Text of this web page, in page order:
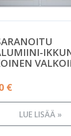
€
LUE LISÄÄ »